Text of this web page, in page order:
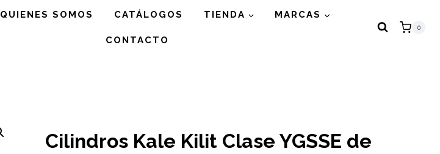
QUIENES SOMOS CATÁLOGOS TIENDA MARCAS
CONTACTO
0
Cilindros Kale Kilit Clase YGSSE de